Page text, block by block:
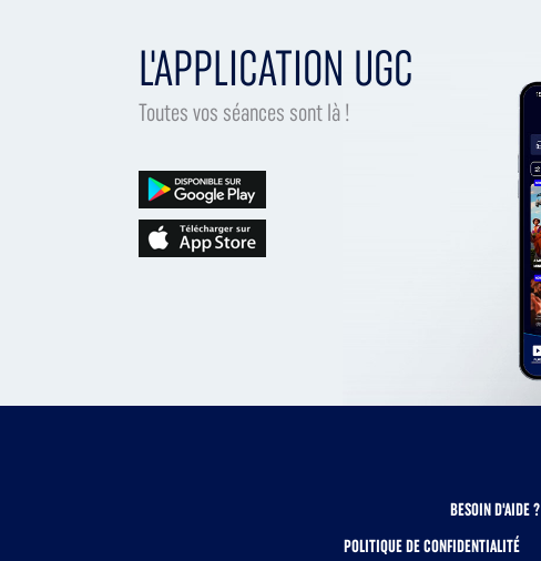
L'APPLICATION UGC
Toutes vos séances sont là !
BESOIN D'AIDE ?
POLITIQUE DE CONFIDENTIALITÉ